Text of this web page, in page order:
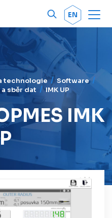
EN Menu
technologie
Software
sběr dat
IMK UP
IMK